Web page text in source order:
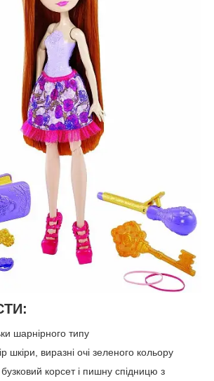
шарнірного типу
шкіри, виразні очі зеленого кольору
корсет і пишну спідницю з